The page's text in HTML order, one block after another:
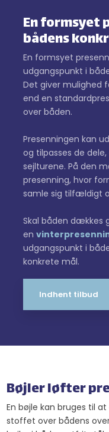
En formsyet
bådens
En formsyet
udgangspunkt i
Det giver mulighed
end en
over båden.
Presenningen kan
og tilpasses de
sejlturene. På den
presenning, hvor
samle sig tilfældigt
Skal båden dækkes
en
udgangspunkt i
konkrete mål.
Indhent tilbud
Bøjler løfter
En bøjle kan bruges til
stoffet over bådens